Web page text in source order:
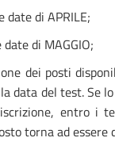
di APRILE;
di MAGGIO;
dei posti
data del test. Se
entro i
torna ad essere